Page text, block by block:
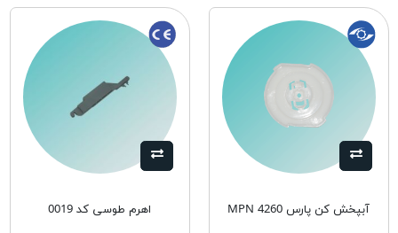
آبپخش کن پارس MPN 4260 اهرم طوسی كد 0019